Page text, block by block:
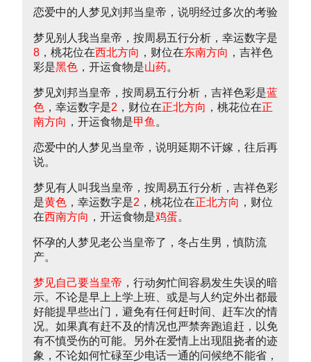
恋爱中的人梦见刘邦当皇帝，说明经过多次的考验
梦见别人我当皇帝，按周易五行分析，幸运数字是
8 ，桃花位在西北方向 ，财位在东南方向 ，吉祥色
彩是黑色 ，开运食物是山药。
梦见刘邦当皇帝，按周易五行分析，吉祥色彩是蓝
色 ，幸运数字是2 ，财位在正北方向 ，桃花位在正
南方向 ，开运食物是甲鱼 。
恋爱中的人梦见当皇帝，说明延期不讦嫁，往后再
说。
梦见有人叫我当皇帝，按周易五行分析，吉祥色彩
是黄色 ，幸运数字是2 ，桃花位在正北方向 ，财位
在西南方向 ，开运食物是鸡蛋。
怀孕的人梦见老公当皇帝了，冬占生男，慎防流
产。
梦见自己要当皇帝 ，行动匆忙间容易发生失误的暗
示。不论是早上上学上班、或是与人约定外出都最
好能提早些出门，避免有任何赶时间、赶车次的情
况。如果真有赶不及的情况也严禁奔跑追赶，以免
有不慎受伤的可能。另外在爱情上出现阻挠者的迹
象，不论如何忙碌至少电话一通的问候绝不能省，